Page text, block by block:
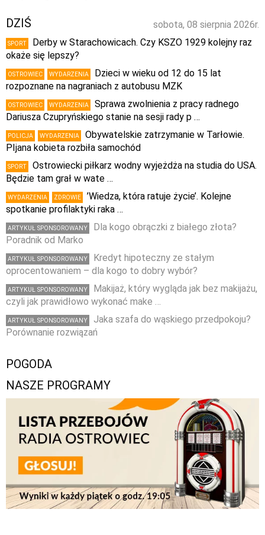
sobota, 08 sierpnia 2026r.
DZIŚ
SPORT
Derby w Starachowicach. Czy KSZO 1929 kolejny raz
okaże się lepszy?
OSTROWIEC WYDARZENIA
Dzieci w wieku od 12 do 15 lat
rozpoznane na nagraniach z autobusu MZK
OSTROWIEC WYDARZENIA
Sprawa zwolnienia z pracy radnego
Dariusza Czupryńskiego stanie na sesji rady p …
POLICJA WYDARZENIA
Obywatelskie zatrzymanie w Tarłowie.
PIjana kobieta rozbiła samochód
SPORT
Ostrowiecki piłkarz wodny wyjeżdża na studia do USA.
Będzie tam grał w wate …
WYDARZENIA ZDROWIE
’Wiedza, która ratuje życie’. Kolejne
spotkanie profilaktyki raka …
ARTYKUŁ SPONSOROWANY
Dla kogo obrączki z białego złota?
Poradnik od Marko
ARTYKUŁ SPONSOROWANY
Kredyt hipoteczny ze stałym
oprocentowaniem – dla kogo to dobry wybór?
ARTYKUŁ SPONSOROWANY
Makijaż, który wygląda jak bez makijażu,
czyli jak prawidłowo wykonać make …
ARTYKUŁ SPONSOROWANY
Jaka szafa do wąskiego przedpokoju?
Porównanie rozwiązań
POGODA
NASZE PROGRAMY